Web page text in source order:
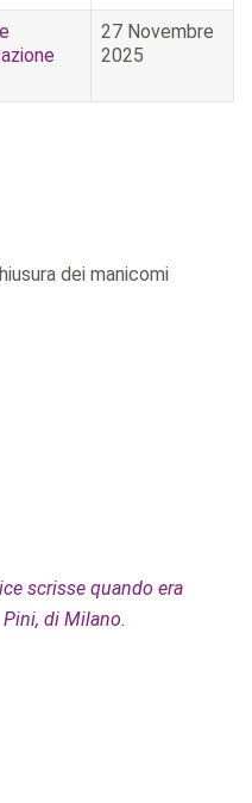
27 Novembre
2025
dei manicomi
scrisse quando era
di Milano.